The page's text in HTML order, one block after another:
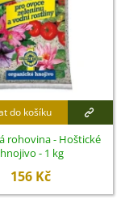
do košíku
rohovina - Hoštické
hnojivo - 1 kg
156 Kč